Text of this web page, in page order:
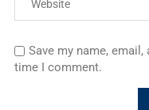
Save my name,
time I comment.